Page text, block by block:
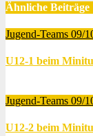
Ähnliche Beiträge
Jugend-Teams 09/
U12-1 beim
Jugend-Teams 09/
U12-2 beim